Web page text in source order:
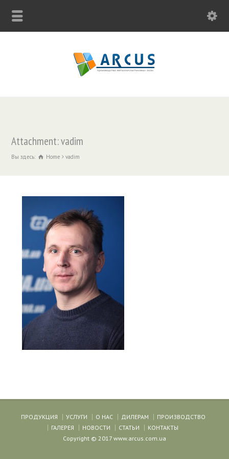
Attachment: vadim
Вы здесь: Home vadim
ПРОДУКЦИЯ УСЛУГИ О НАС ДИЛЕРАМ
ПРОИЗВОДСТВО
ГАЛЕРЕЯ
НОВОСТИ СТАТЬИ
КОНТАКТЫ
Copyright © 2017 www.arcus.com.ua